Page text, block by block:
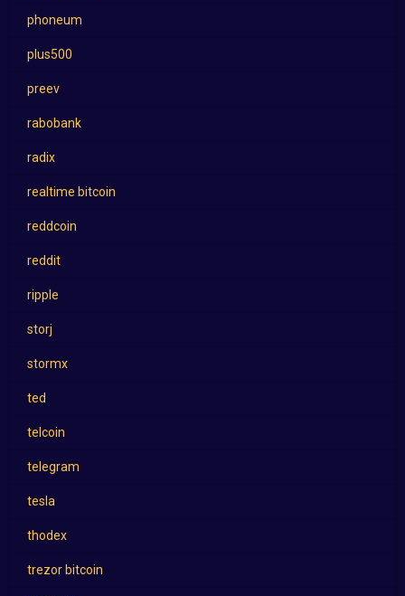
phoneum
plus500
preev
rabobank
radix
realtime bitcoin
reddcoin
reddit
ripple
storj
stormx
ted
telcoin
telegram
tesla
thodex
trezor bitcoin